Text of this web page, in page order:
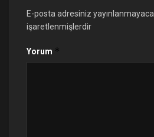
E-posta adresiniz
işaretlenmişlerdir
Yorum *